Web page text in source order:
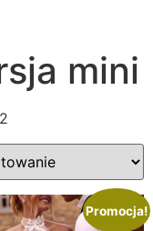
mini
Promocja!